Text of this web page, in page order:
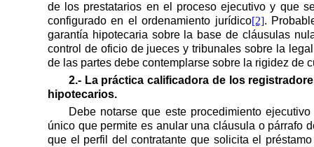
de los prestatarios en el proceso ejecutivo y que
configurado en el ordenamiento jurídico[2].
garantía hipotecaria sobre la base de cláusulas
control de oficio de jueces y tribunales sobre la
de las partes debe contemplarse sobre la rigidez de
2.- La práctica calificadora de los
hipotecarios.
Debe notarse que este procedimiento
único que permite es anular una cláusula o párrafo
que el perfil del contratante que solicita el